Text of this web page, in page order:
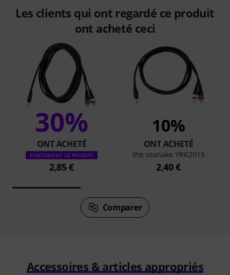
Les clients qui ont regardé ce produit
ont acheté ceci
30%
ONT ACHETÉ
EXACTEMENT CE PRODUIT
2,85 €
10%
ONT ACHETÉ
the sssnake YRK2015
2,40 €
Comparer
Accessoires & articles appropriés